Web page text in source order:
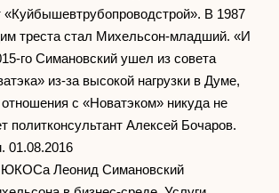
«Куйбышевтрубопроводстрой». В 1987
треста стал Михельсон-младший. «И
го Симановский ушел из совета
из-за высокой нагрузки в Думе,
отношения с «Новатэком» никуда не
политконсультант Алексей Бочаров.
01.08.2016
ЮКОСа Леонид Симановский